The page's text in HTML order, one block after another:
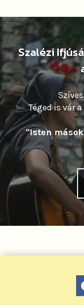
Szalézi
Téged is vár
"Isten